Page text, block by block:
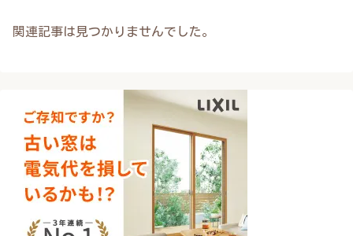
関連記事は見つかりませんでした。